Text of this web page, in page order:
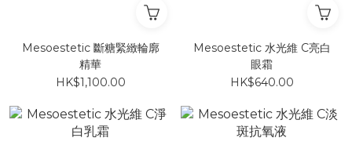
Mesoestetic 斷糖緊緻輪廓
精華
HK$1,100.00
Mesoestetic 水光維 C亮白
眼霜
HK$640.00